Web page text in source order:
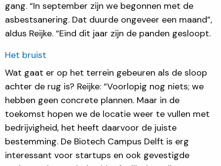
gang. “In september zijn we begonnen met de
asbestsanering. Dat duurde ongeveer een maand”,
aldus Reijke. “Eind dit jaar zijn de panden gesloopt.
Het bruist
Wat gaat er op het terrein gebeuren als de sloop
achter de rug is? Reijke: “Voorlopig nog niets; we
hebben geen concrete plannen. Maar in de
toekomst hopen we de locatie weer te vullen met
bedrijvigheid, het heeft daarvoor de juiste
bestemming. De Biotech Campus Delft is erg
interessant voor startups en ook gevestigde